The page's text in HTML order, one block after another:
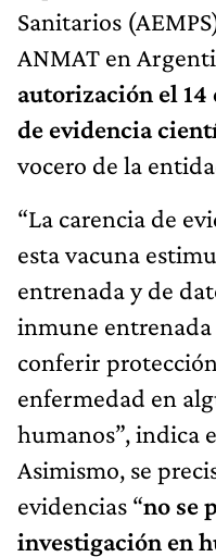
Sanitarios
ANMAT en
autorización el
de evidencia
vocero de la
“La carencia de
esta vacuna
entrenada y de
inmune
conferir
enfermedad en
humanos”, indica
Asimismo, se
evidencias “no se
investigación en